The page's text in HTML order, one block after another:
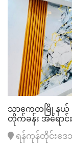
သာကေတမြို့နယ်
တိုက်ခန်း အရောင်း
ရန်ကုန်တိုင်းဒ